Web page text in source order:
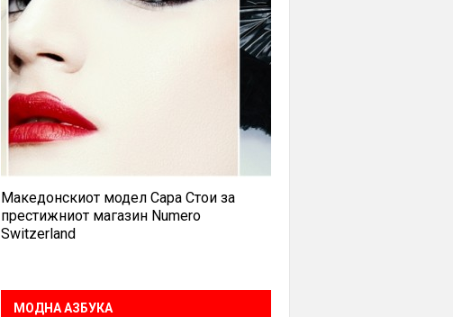
Македонскиот модел Сара Стои за
престижниот магазин Numero
Switzerland
МОДНА АЗБУКА